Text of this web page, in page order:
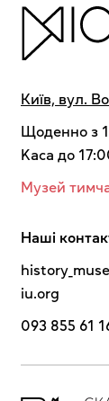
Київ, вул.
Щоденно з
Kaca до
Музей
Наші
iu.org
093 855 61